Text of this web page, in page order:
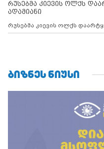
რუსებმა კიევის ოლქს
ადამიანი
რუსებმა კიევის ოლქს
ᲑᲘᲖᲜᲔᲡ ᲜᲘᲣᲡᲘ